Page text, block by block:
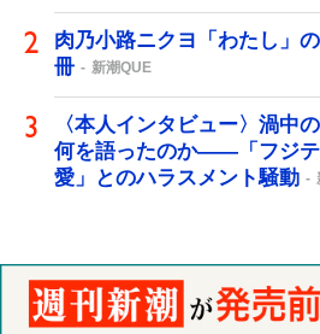
肉乃小路ニクヨ「わたし」
冊
新潮QUE
〈本人インタビュー〉渦中
何を語ったのか――「フジ
愛」とのハラスメント騒動